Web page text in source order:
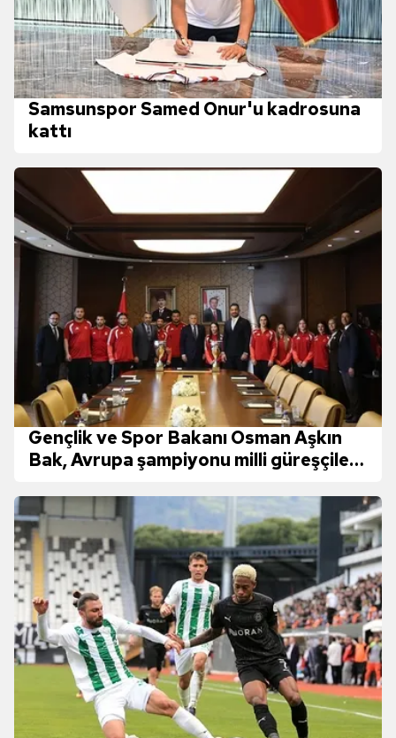
Samsunspor Samed Onur'u kadrosuna
kattı
Gençlik ve Spor Bakanı Osman Aşkın
Bak, Avrupa şampiyonu milli güreşçileri